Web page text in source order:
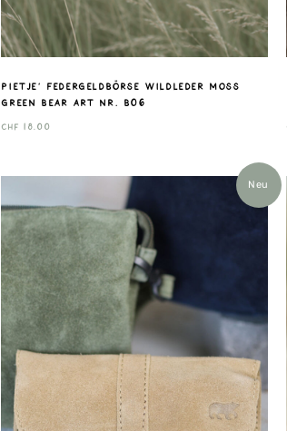
Pietje‘ Federgeldbörse Wildleder moss
green Bear art nr. B06
CHF 18.00
Neu